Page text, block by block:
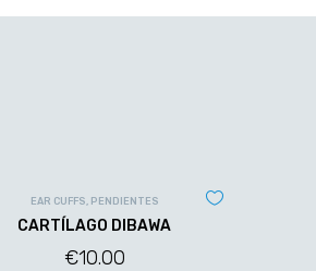
EAR CUFFS, PENDIENTES
CARTÍLAGO DIBAWA
€10.00